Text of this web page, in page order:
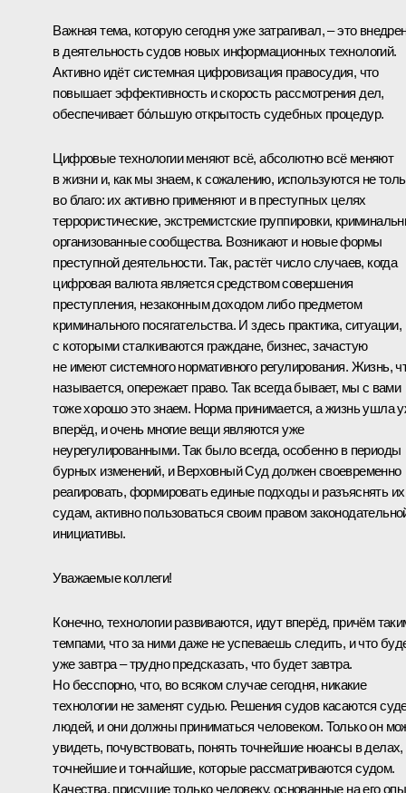
Важная тема, которую сегодня уже затрагивал, – это
в деятельность судов новых информационных технологий.
Активно идёт системная цифровизация правосудия, что
повышает эффективность и скорость рассмотрения дел,
обеспечивает бо́льшую открытость судебных процедур.
Цифровые технологии меняют всё, абсолютно всё меняют
в жизни и, как мы знаем, к сожалению, используются не
во благо: их активно применяют и в преступных целях
террористические, экстремистские группировки,
организованные сообщества. Возникают и новые формы
преступной деятельности. Так, растёт число случаев, когда
цифровая валюта является средством совершения
преступления, незаконным доходом либо предметом
криминального посягательства. И здесь практика, ситуации,
с которыми сталкиваются граждане, бизнес, зачастую
не имеют системного нормативного регулирования. Жизнь,
называется, опережает право. Так всегда бывает, мы с вами
тоже хорошо это знаем. Норма принимается, а жизнь ушла
вперёд, и очень многие вещи являются уже
неурегулированными. Так было всегда, особенно в периоды
бурных изменений, и Верховный Суд должен своевременно
реагировать, формировать единые подходы и разъяснять их
судам, активно пользоваться своим правом
инициативы.
Уважаемые коллеги!
Конечно, технологии развиваются, идут вперёд, причём
темпами, что за ними даже не успеваешь следить, и что
уже завтра – трудно предсказать, что будет завтра.
Но бесспорно, что, во всяком случае сегодня, никакие
технологии не заменят судью. Решения судов касаются
людей, и они должны приниматься человеком. Только он
увидеть, почувствовать, понять точнейшие нюансы в делах,
точнейшие и тончайшие, которые рассматриваются судом.
Качества, присущие только человеку, основанные на его